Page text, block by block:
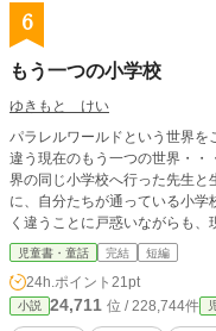
6
もう一つの小学校
ゆきもと けい
パラレルワールドという世界を
違う現在のもう一つの世界・・
界の同じ小学校へ行った先生と
に、自分たちが通っている小
く違うことに戸惑いながらも
して、元の世界に戻ってきた生
いです。
児童書・童話 完結 短編
24h.ポイント 21pt
小説 24,711 位 / 228,744件